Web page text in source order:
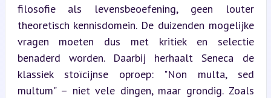
filosofie als levensbeoefening, geen louter
theoretisch kennisdomein. De duizenden mogelijke
vragen moeten dus met kritiek en selectie
benaderd worden. Daarbij herhaalt Seneca de
klassiek stoïcijnse oproep: "Non multa, sed
multum" – niet vele dingen, maar grondig. Zoals